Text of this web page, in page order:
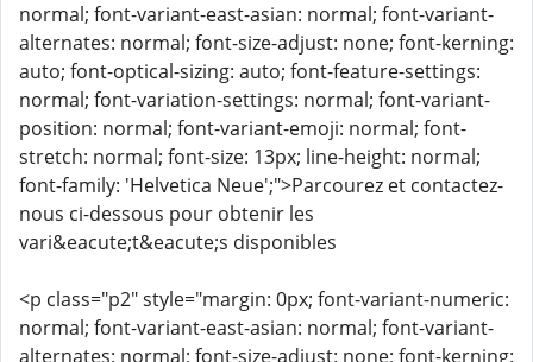
normal; font-variant-east-asian: normal; font-variant-
alternates: normal; font-size-adjust: none; font-kerning:
auto; font-optical-sizing: auto; font-feature-settings:
normal; font-variation-settings: normal; font-variant-
position: normal; font-variant-emoji: normal; font-
stretch: normal; font-size: 13px; line-height: normal;
font-family: 'Helvetica Neue';">Parcourez et contactez-
nous ci-dessous pour obtenir les
vari&eacute;t&eacute;s disponibles
<p class="p2" style="margin: 0px; font-variant-numeric:
normal; font-variant-east-asian: normal; font-variant-
alternates: normal; font-size-adjust: none; font-kerning: